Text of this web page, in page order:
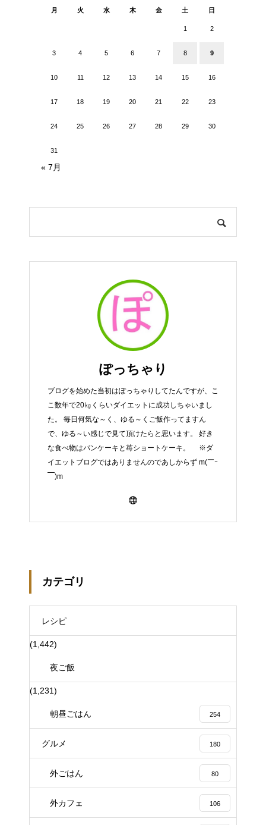
月
火 水 木 金 土 日
1 2
3 4 5 6 7 8 9
10 11 12 13 14 15 16
17 18 19 20 21 22 23
24 25 26 27 28 29 30
31
« 7月
ぽっちゃり
ブログを始めた当初はぽっちゃりしてたんですが、こ
こ数年で20㎏くらいダイエットに成功しちゃいまし
た。 毎日何気な～く、ゆる～くご飯作ってますん
で、ゆる～い感じで見て頂けたらと思います。 好き
な食べ物はパンケーキと苺ショートケーキ。 ※ダ
イエットブログではありませんのであしからず m(￣ｰ
￣)m
カテゴリ
レシピ
(1,442)
夜ご飯
(1,231)
朝昼ごはん 254
グルメ 180
外ごはん 80
外カフェ 106